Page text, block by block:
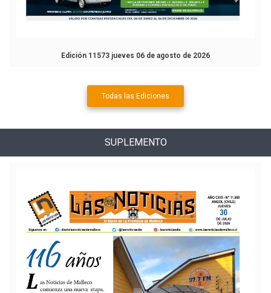
Edición 11573 jueves 06 de agosto de 2026
Todas las Ediciones
SUPLEMENTO